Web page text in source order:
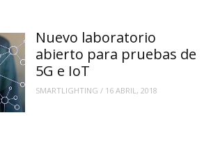
Nuevo laboratorio
abierto para pruebas de
5G e IoT
SMARTLIGHTING / 16 ABRIL, 2018